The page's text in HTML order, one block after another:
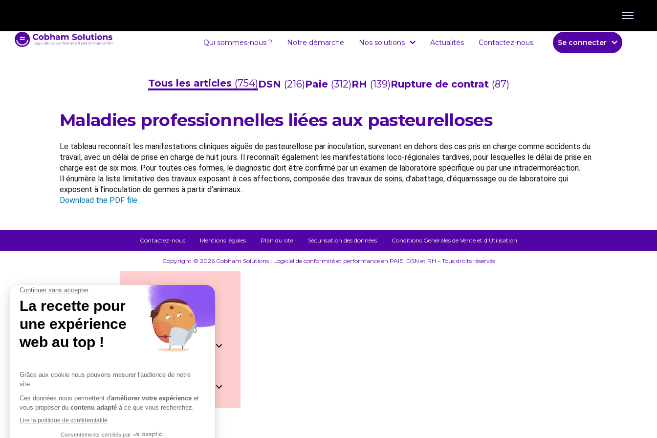
Qui sommes-nous ? Notre démarche Nos solutions Actualités Contactez-nous Se connecter
Tous les articles (754)DSN (216)Paie (312)RH (139)Rupture de contrat (87)
Maladies professionnelles liées aux pasteurelloses
Le tableau reconnaît les manifestations cliniques aiguës de pasteurellose par inoculation, survenant en dehors des cas pris en charge comme accidents du
travail, avec un délai de prise en charge de huit jours. Il reconnaît également les manifestations loco-régionales tardives, pour lesquelles le délai de prise en
charge est de six mois. Pour toutes ces formes, le diagnostic doit être confirmé par un examen de laboratoire spécifique ou par une intradermoréaction.
Il énumère la liste limitative des travaux exposant à ces affections, composée des travaux de soins, d’abattage, d’équarrissage ou de laboratoire qui
exposent à l’inoculation de germes à partir d’animaux.
Download the PDF file .
Contactez-nous Mentions légales Plan du site Sécurisation des données Conditions Générales de Vente et d’Utilisation
Copyright © 2026 Cobham Solutions | Logiciel de conformité et performance en PAIE, DSN et RH – Tous droits réservés
Qui sommes-nous ?
Notre démarche
Nos solutions
DSN by Cobham
RH by Cobham
Rupture by Cobham
Contactez-nous
Rupture by Cobham
RH by Cobham